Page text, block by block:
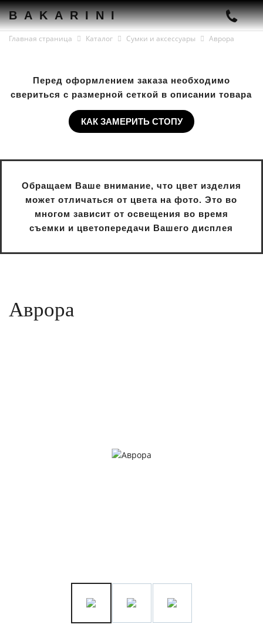
BAKARINI
Главная страница Каталог Сумки и аксессуары Аврора
Перед оформлением заказа необходимо
свериться с размерной сеткой в описании товара
КАК ЗАМЕРИТЬ СТОПУ
Обращаем Ваше внимание, что цвет изделия
может отличаться от цвета на фото. Это во
многом зависит от освещения во время
съемки и цветопередачи Вашего дисплея
Аврора